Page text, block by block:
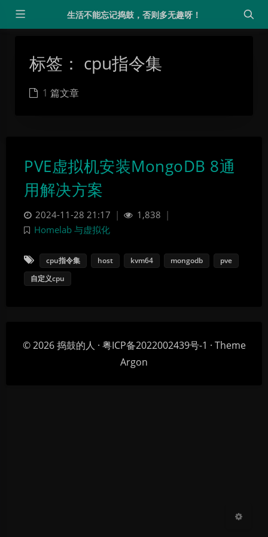
生活不能忘记捣鼓，否则多无趣呀！
标签： cpu指令集
1 篇文章
PVE虚拟机安装MongoDB 8通
用解决方案
2024-11-28 21:17 | 1,838 |
Homelab 与虚拟化
cpu指令集 host kvm64 mongodb
pve
自定义cpu
© 2026捣鼓的人 · 粤ICP备2022002439号-1 · Theme
Argon